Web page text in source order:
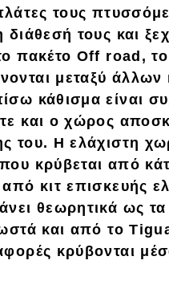
τους
διάθεσή τους και
πακέτο Off road, το
μεταξύ άλλων
κάθισμα είναι
και ο χώρος
του. Η ελάχιστη
που κρύβεται από
κιτ επισκευής
θεωρητικά ως τα
και από το
κρύβονται